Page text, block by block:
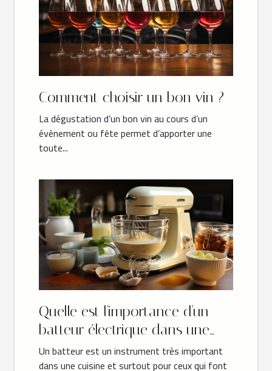
Comment choisir un bon vin ?
La dégustation d’un bon vin au cours d’un
évènement ou fête permet d’apporter une
toute...
Quelle est l'importance d'un
batteur électrique dans une
cuisine ?
Un batteur est un instrument très important
dans une cuisine et surtout pour ceux qui font